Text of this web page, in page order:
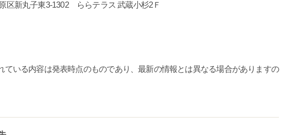
区新丸子東3-1302 ららテラス 武蔵小杉2Ｆ
いる内容は発表時点のものであり、最新の情報とは異なる場合がありますの